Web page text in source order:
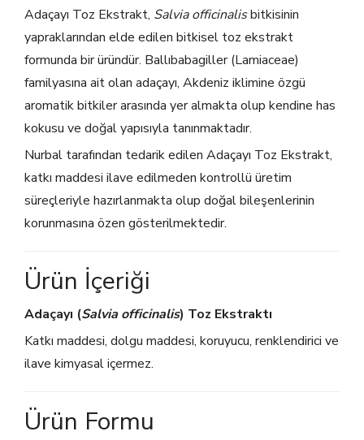
Adaçayı Toz Ekstrakt, Salvia officinalisbitkisinin
yapraklarından elde edilen bitkisel toz ekstrakt
formunda bir üründür. Ballıbabagiller (Lamiaceae)
familyasına ait olan adaçayı, Akdeniz iklimine özgü
aromatik bitkiler arasında yer almakta olup kendine has
kokusu ve doğal yapısıyla tanınmaktadır.
Nurbal tarafından tedarik edilen Adaçayı Toz Ekstrakt,
katkı maddesi ilave edilmeden kontrollü üretim
süreçleriyle hazırlanmakta olup doğal bileşenlerinin
korunmasına özen gösterilmektedir.
Ürün İçeriği
Adaçayı (Salvia officinalis) Toz Ekstraktı
Katkı maddesi, dolgu maddesi, koruyucu, renklendirici ve
ilave kimyasal içermez.
Ürün Formu